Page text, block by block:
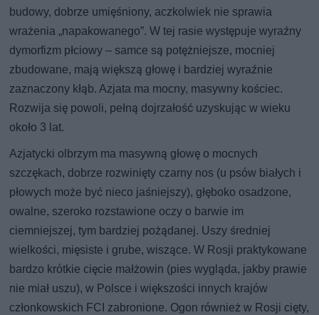
budowy, dobrze umięśniony, aczkolwiek nie sprawia
wrażenia „napakowanego”. W tej rasie występuje wyraźny
dymorfizm płciowy – samce są potężniejsze, mocniej
zbudowane, mają większą głowę i bardziej wyraźnie
zaznaczony kłąb. Azjata ma mocny, masywny kościec.
Rozwija się powoli, pełną dojrzałość uzyskując w wieku
około 3 lat.
Azjatycki olbrzym ma masywną głowę o mocnych
szczękach, dobrze rozwinięty czarny nos (u psów białych i
płowych może być nieco jaśniejszy), głęboko osadzone,
owalne, szeroko rozstawione oczy o barwie im
ciemniejszej, tym bardziej pożądanej. Uszy średniej
wielkości, mięsiste i grube, wiszące. W Rosji praktykowane
bardzo krótkie cięcie małżowin (pies wygląda, jakby prawie
nie miał uszu), w Polsce i większości innych krajów
członkowskich FCI zabronione. Ogon również w Rosji cięty,